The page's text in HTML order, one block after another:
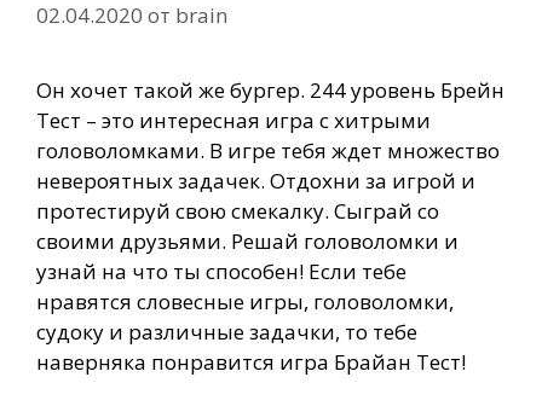
02.04.2020 от brain
Он хочет такой же бургер. 244 уровень Брейн
Тест – это интересная игра с хитрыми
головоломками. В игре тебя ждет множество
невероятных задачек. Отдохни за игрой и
протестируй свою смекалку. Сыграй со
своими друзьями. Решай головоломки и
узнай на что ты способен! Если тебе
нравятся словесные игры, головоломки,
судоку и различные задачки, то тебе
наверняка понравится игра Брайан Тест!